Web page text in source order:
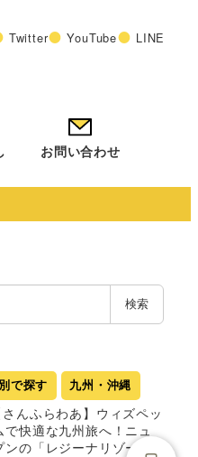
Twitter YouTube LINE
お問い合わせ
検索
で探す 九州・沖縄
さんふらわあ】ウィズペッ
で快適な九州旅へ！ニュ
ンの「レジーナリゾート